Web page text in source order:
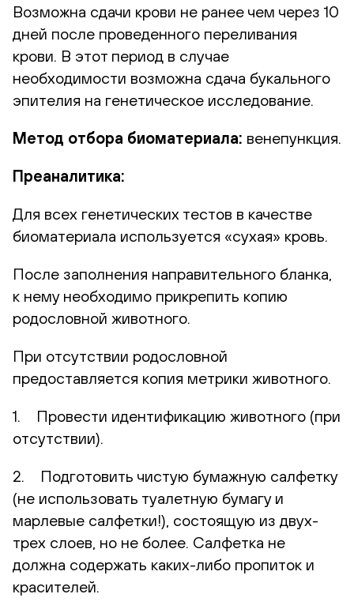
Возможна сдачи крови не ранее чем через 10
дней после проведенного переливания
крови. В этот период в случае
необходимости возможна сдача букального
эпителия на генетическое исследование.
Метод отбора биоматериала: венепункция.
Преаналитика:
Для всех генетических тестов в качестве
биоматериала используется «сухая» кровь.
После заполнения направительного бланка,
к нему необходимо прикрепить копию
родословной животного.
При отсутствии родословной
предоставляется копия метрики животного.
1. Провести идентификацию животного (при
отсутствии).
2. Подготовить чистую бумажную салфетку
(не использовать туалетную бумагу и
марлевые салфетки!), состоящую из двух-
трех слоев, но не более. Салфетка не
должна содержать каких-либо пропиток и
красителей.